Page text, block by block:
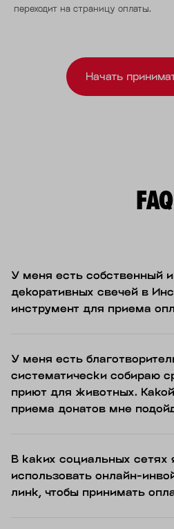
переходит на страницу оплаты.
Начать
FAQ
У меня есть собственный
декоративных свечей в
инструмент для приема
У меня есть
систематически собираю
приют для животных.
приема донатов мне
В каких социальных сетях
использовать онлайн-
линк, чтобы принимать